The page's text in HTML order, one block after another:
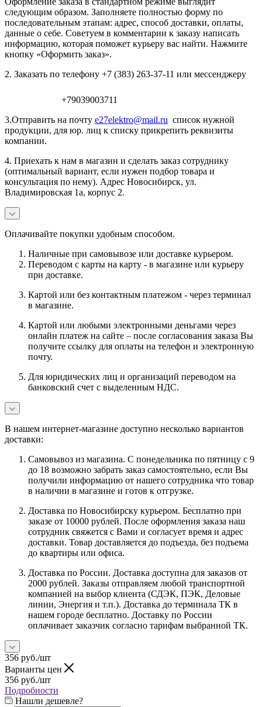
следующим образом. Заполняете полностью форму по
последовательным этапам: адрес, способ доставки, оплаты,
данные о себе. Советуем в комментарии к заказу написать
информацию, которая поможет курьеру вас найти. Нажмите
кнопку «Оформить заказ».
2. Заказать по телефону +7 (383) 263-37-11 или мессенджеру
+79039003711
3.Отправить на почту e27elektro@mail.ru список нужной
продукции, для юр. лиц к списку прикрепить реквизиты
компании.
4. Приехать к нам в магазин и сделать заказ сотруднику
(оптимальный вариант, если нужен подбор товара и
консультация по нему). Адрес Новосибирск, ул.
Владимировская 1а, корпус 2.
Оплачивайте покупки удобным способом.
Наличные при самовывозе или доставке курьером.
Переводом с карты на карту - в магазине или курьеру
при доставке.
Картой или без контактным платежом - через терминал
в магазине.
Картой или любыми электронными деньгами через
онлайн платеж на сайте – после согласования заказа Вы
получите ссылку для оплаты на телефон и электронную
почту.
Для юридических лиц и организаций переводом на
банковский счет с выделенным НДС.
В нашем интернет-магазине доступно несколько вариантов
доставки:
Самовывоз из магазина. С понедельника по пятницу с 9
до 18 возможно забрать заказ самостоятельно, если Вы
получили информацию от нашего сотрудника что товар
в наличии в магазине и готов к отгрузке.
Доставка по Новосибирску курьером. Бесплатно при
заказе от 10000 рублей. После оформления заказа наш
сотрудник свяжется с Вами и согласует время и адрес
доставки. Товар доставляется до подъезда, без подъема
до квартиры или офиса.
Доставка по России. Доставка доступна для заказов от
2000 рублей. Заказы отправляем любой транспортной
компанией на выбор клиента (СДЭК, ПЭК, Деловые
линии, Энергия и т.п.). Доставка до терминала ТК в
нашем городе бесплатно. Доставку по России
оплачивает заказчик согласно тарифам выбранной ТК.
356 руб./шт
Варианты цен
356 руб./шт
Подробности
Нашли дешевле?